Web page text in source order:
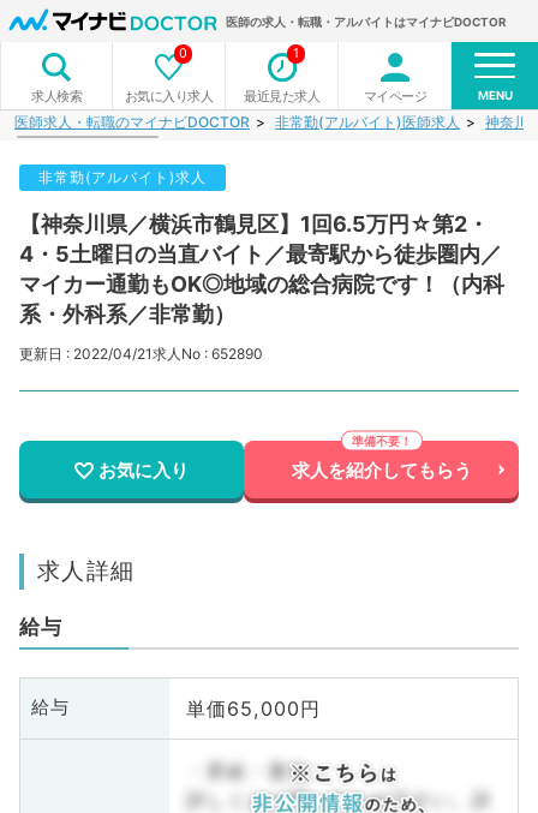
医師の求人・転職・アルバイトはマイナビDOCTOR
求人検索 お気に入り求人
0
最近見た求人
1
マイページ MENU
医師求人・転職のマイナビDOCTOR 非常勤(アルバイト)医師求人 神奈川
非常勤(アルバイト)求人
【神奈川県／横浜市鶴見区】1回6.5万円☆第2・
4・5土曜日の当直バイト／最寄駅から徒歩圏内／
マイカー通勤もOK◎地域の総合病院です！（内科
系・外科系／非常勤）
更新日 : 2022/04/21求人No : 652890
お気に入り 求人を紹介してもらう
求人詳細
給与
給与 単価65,000円
・昇給・賞与
詳しくはお問い合わせ下さい。詳